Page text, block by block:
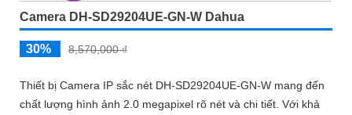
Camera DH-SD29204UE-GN-W Dahua
30% 8,570,000 ₫
Thiết bị Camera IP sắc nét DH-SD29204UE-GN-W mang đến
chất lượng hình ảnh 2.0 megapixel rõ nét và chi tiết. Với khả